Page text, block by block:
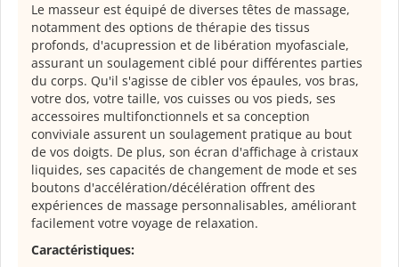
Le masseur est équipé de diverses têtes de massage,
notamment des options de thérapie des tissus
profonds, d'acupression et de libération myofasciale,
assurant un soulagement ciblé pour différentes parties
du corps. Qu'il s'agisse de cibler vos épaules, vos bras,
votre dos, votre taille, vos cuisses ou vos pieds, ses
accessoires multifonctionnels et sa conception
conviviale assurent un soulagement pratique au bout
de vos doigts. De plus, son écran d'affichage à cristaux
liquides, ses capacités de changement de mode et ses
boutons d'accélération/décélération offrent des
expériences de massage personnalisables, améliorant
facilement votre voyage de relaxation.
Caractéristiques: